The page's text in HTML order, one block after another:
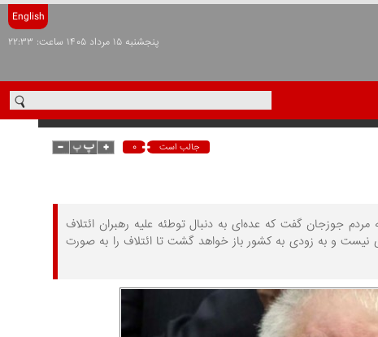
English
پنجشنبه ۱۵ مرداد ۱۴۰۵ ساعت: ۲۲:۳۳
جالب است ۰
جوزجان گفت که عده‌ای به دنبال توطئه علیه رهبران ائتلاف
نیست و به زودی به کشور باز خواهد گشت تا ائتلاف را به صورت